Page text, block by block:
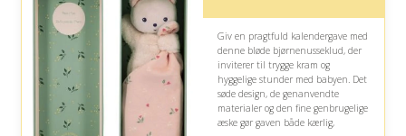
Giv en pragtfuld kalendergave med
denne bløde bjørnenusseklud, der
inviterer til trygge kram og
hyggelige stunder med babyen. Det
søde design, de genanvendte
materialer og den fine genbrugelige
æske gør gaven både kærlig,